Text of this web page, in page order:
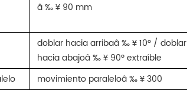
â ‰ ¥ 90 mm
doblar hacia arribaâ ‰ ¥ 10º / doblar
hacia abajoâ ‰ ¥ 90º extraíble
movimiento paraleloâ ‰ ¥ 300